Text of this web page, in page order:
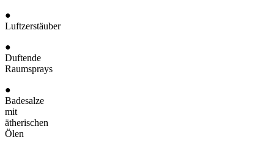
●
Luftzerstäuber
●
Duftende
Raumsprays
●
Badesalze
mit
ätherischen
Ölen